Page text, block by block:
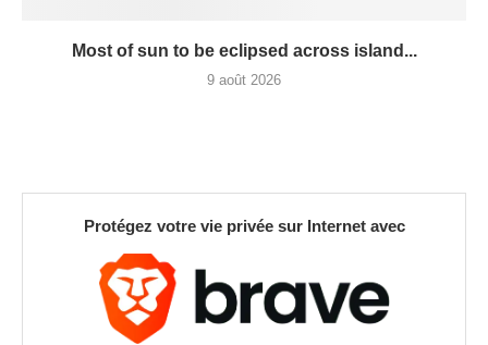
Most of sun to be eclipsed across island...
9 août 2026
Protégez votre vie privée sur Internet avec